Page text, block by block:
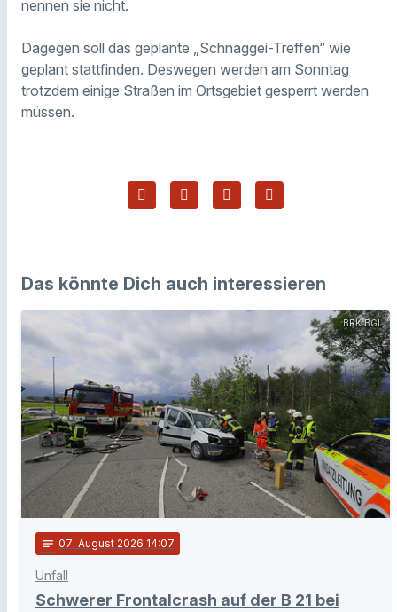
nennen sie nicht.
Dagegen soll das geplante „Schnaggei-Treffen“ wie
geplant stattfinden. Deswegen werden am Sonntag
trotzdem einige Straßen im Ortsgebiet gesperrt werden
müssen.
Das könnte Dich auch interessieren
BRK BGL
notes 07. August 2026 14:07
Unfall
Schwerer Frontalcrash auf der B 21 bei